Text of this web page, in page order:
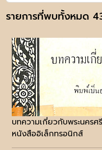
รายการที่พบทั้งหมด
บทความเกี่ยวกับพระนครศ
หนังสืออิเล็กทรอนิกส์